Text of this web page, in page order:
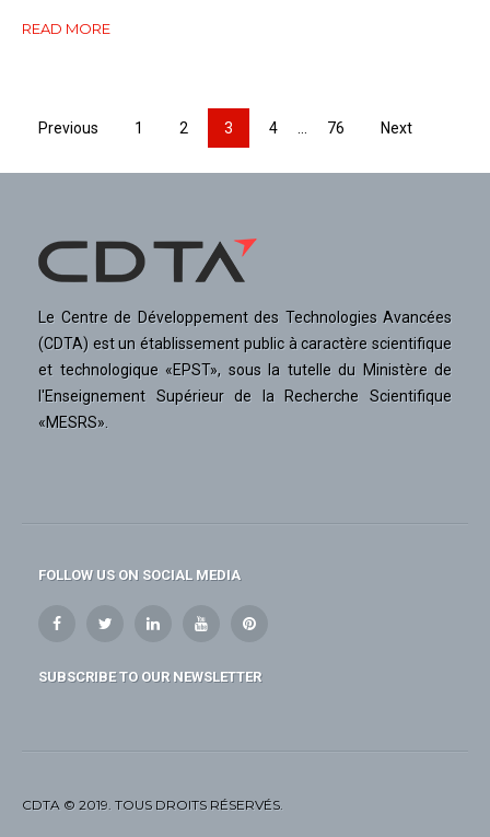
READ MORE
Previous 1 2 Page
3 4 76 Next
Le Centre de Développement des Technologies Avancées
(CDTA) est un établissement public à caractère scientifique
et technologique «EPST», sous la tutelle du Ministère de
l'Enseignement Supérieur de la Recherche Scientifique
«MESRS».
FOLLOW US ON SOCIAL MEDIA
SUBSCRIBE TO OUR NEWSLETTER
CDTA © 2019. TOUS DROITS RÉSERVÉS.